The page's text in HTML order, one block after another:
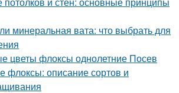
минеральная вата: что выбрать для
цветы флоксы однолетние Посев
флоксы: описание сортов и